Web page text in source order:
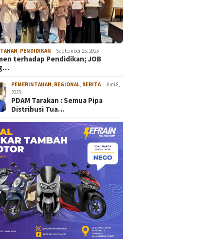
, PENDIDIKAN September 25, 2025
terhadap Pendidikan; JOB
PEMERINTAHAN, REGIONAL, BERITA
Juni 8,
2025
PDAM Tarakan : Semua Pipa
Distribusi Tua…